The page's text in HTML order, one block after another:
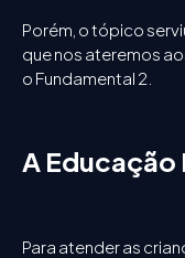
Porém, o tópico
que nos ateremos
o Fundamental 2.
A Educação
Para atender as